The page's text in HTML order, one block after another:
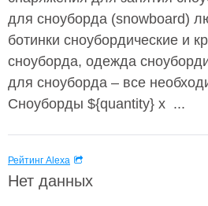
для сноуборда (snowboard)
ботинки сноубордические и
сноуборда, одежда
для сноуборда – все
Сноуборды ${quantity} x ...
Рейтинг Alexa
Нет данных